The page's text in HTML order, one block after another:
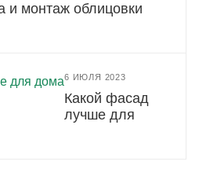
и монтаж облицовки
6 ИЮЛЯ 2023
Какой фасад
лучше для